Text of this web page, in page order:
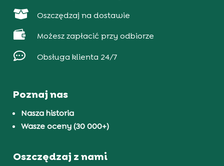
 Oszczędzaj na dostawie
 Możesz zapłacić przy odbiorze
 Obsługa klienta 24/7
Poznaj nas
Nasza historia
Wasze oceny (30 000+)
Oszczędzaj z nami